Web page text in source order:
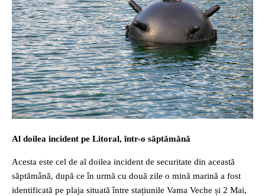
Al doilea incident pe Litoral, într-o săptămână
Acesta este cel de al doilea incident de securitate din această
săptămână, după ce în urmă cu două zile o mină marină a fost
identificată pe plaja situată între stațiunile Vama Veche și 2 Mai,